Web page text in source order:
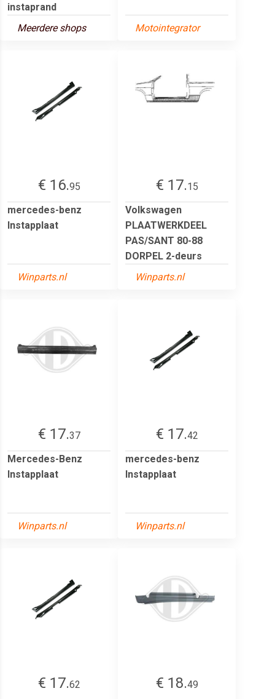
instaprand
Meerdere shops
Motointegrator
€ 16.95
mercedes-benz
Instapplaat
Winparts.nl
€ 17.15
Volkswagen
PLAATWERKDEEL
PAS/SANT 80-88
DORPEL 2-deurs
Winparts.nl
€ 17.37
Mercedes-Benz
Instapplaat
Winparts.nl
€ 17.42
mercedes-benz
Instapplaat
Winparts.nl
€ 17.62 € 18.49